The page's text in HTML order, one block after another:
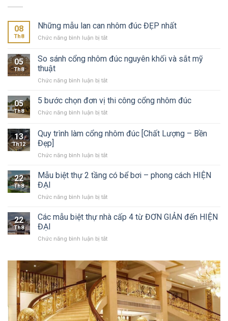
08
Th8
Những mẫu lan can nhôm đúc ĐẸP nhất
Chức năng bình luận bị tắtở
mẫu
lan
nhôm
ĐẸP
05
Th8
So sánh cổng nhôm đúc nguyên khối và sắt mỹ
thuật
Chức năng bình luận bị tắtở
sánh
nhôm
nguyên
sắt
thuật
05
Th8
5 bước chọn đơn vị thi công cổng nhôm đúc
Chức năng bình luận bị tắtở
bước
chọn
vị
công
đúc
13
Th12
Quy trình làm cổng nhôm đúc [Chất Lượng – Bền
Đẹp]
Chức năng bình luận bị tắtở
trình
nhôm
[Chất
Bền
22
Th8
Mẫu biệt thự 2 tầng có bể bơi – phong cách HIỆN
ĐẠI
Chức năng bình luận bị tắtở
biệt
tầng
phong
cách
HIỆN
22
Th8
Các mẫu biệt thự nhà cấp 4 từ ĐƠN GIẢN đến HIỆN
ĐẠI
Chức năng bình luận bị tắtở
biệt
nhà
ĐƠN